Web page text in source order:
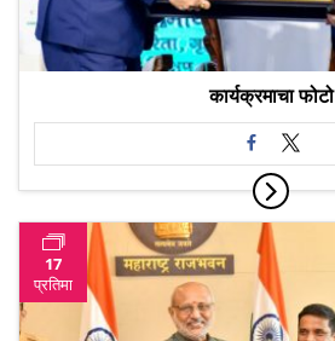
कार्यक्रमाचा फोटो
17
प्रतिमा